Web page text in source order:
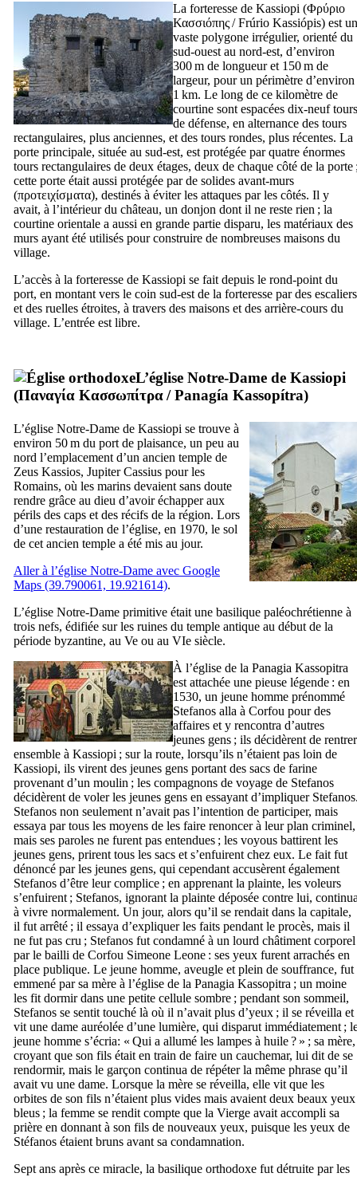
La forteresse de Kassiopi (Φρύριο
Κασσιόπης/Frúrio Kassiópis) est un
vaste polygone irrégulier, orienté du
sud-ouest au nord-est, d’environ
300 m de longueur et 150 m de
largeur, pour un périmètre d’environ
1 km. Le long de ce kilomètre de
courtine sont espacées dix-neuf tours
de défense, en alternance des tours
rectangulaires, plus anciennes, et des tours rondes, plus récentes. La
porte principale, située au sud-est, est protégée par quatre énormes
tours rectangulaires de deux étages, deux de chaque côté de la porte
cette porte était aussi protégée par de solides avant-murs
(προτειχίσματα), destinés à éviter les attaques par les côtés. Il y
avait, à l’intérieur du château, un donjon dont il ne reste rien ; la
courtine orientale a aussi en grande partie disparu, les matériaux des
murs ayant été utilisés pour construire de nombreuses maisons du
village.
L’accès à la forteresse de Kassiopi se fait depuis le rond-point du
port, en montant vers le coin sud-est de la forteresse par des escaliers
et des ruelles étroites, à travers des maisons et des arrière-cours du
village. L’entrée est libre.
L’église Notre-Dame de Kassiopi
(Παναγία Κασσωπίτρα/Panagía Kassopítra)
L’église Notre-Dame de Kassiopi se trouve à
environ 50 m du port de plaisance, un peu au
nord l’emplacement d’un ancien temple de
Zeus Kassios, Jupiter Cassius pour les
Romains, où les marins devaient sans doute
rendre grâce au dieu d’avoir échapper aux
périls des caps et des récifs de la région. Lors
d’une restauration de l’église, en 1970, le sol
de cet ancien temple a été mis au jour.
Aller à l’église Notre-Dame avec Google
Maps (39.790061, 19.921614).
L’église Notre-Dame primitive était une basilique paléochrétienne à
trois nefs, édifiée sur les ruines du temple antique au début de la
période byzantine, au Ve ou au VIe siècle.
À l’église de la Panagia Kassopitra
est attachée une pieuse légende : en
1530, un jeune homme prénommé
Stefanos alla à Corfou pour des
affaires et y rencontra d’autres
jeunes gens ; ils décidèrent de rentrer
ensemble à Kassiopi ; sur la route, lorsqu’ils n’étaient pas loin de
Kassiopi, ils virent des jeunes gens portant des sacs de farine
provenant d’un moulin ; les compagnons de voyage de Stefanos
décidèrent de voler les jeunes gens en essayant d’impliquer
Stefanos non seulement n’avait pas l’intention de participer, mais
essaya par tous les moyens de les faire renoncer à leur plan criminel,
mais ses paroles ne furent pas entendues ; les voyous battirent les
jeunes gens, prirent tous les sacs et s’enfuirent chez eux. Le fait fut
dénoncé par les jeunes gens, qui cependant accusèrent également
Stefanos d’être leur complice ; en apprenant la plainte, les voleurs
s’enfuirent ; Stefanos, ignorant la plainte déposée contre lui,
à vivre normalement. Un jour, alors qu’il se rendait dans la capitale,
il fut arrêté ; il essaya d’expliquer les faits pendant le procès, mais il
ne fut pas cru ; Stefanos fut condamné à un lourd châtiment corporel
par le bailli de Corfou Simeone Leone : ses yeux furent arrachés en
place publique. Le jeune homme, aveugle et plein de souffrance, fut
emmené par sa mère à l’église de la Panagia Kassopitra ; un moine
les fit dormir dans une petite cellule sombre ; pendant son sommeil,
Stefanos se sentit touché là où il n’avait plus d’yeux ; il se réveilla et
vit une dame auréolée d’une lumière, qui disparut immédiatement ;
jeune homme s’écria: « Qui a allumé les lampes à huile ? » ; sa mère,
croyant que son fils était en train de faire un cauchemar, lui dit de se
rendormir, mais le garçon continua de répéter la même phrase qu’il
avait vu une dame. Lorsque la mère se réveilla, elle vit que les
orbites de son fils n’étaient plus vides mais avaient deux beaux yeux
bleus ; la femme se rendit compte que la Vierge avait accompli sa
prière en donnant à son fils de nouveaux yeux, puisque les yeux de
Stéfanos étaient bruns avant sa condamnation.
Sept ans après ce miracle, la basilique orthodoxe fut détruite par les